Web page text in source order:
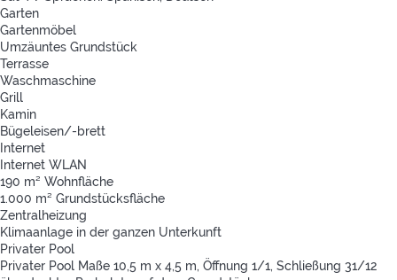
Garten
Gartenmöbel
Umzäuntes Grundstück
Terrasse
Waschmaschine
Grill
Kamin
Bügeleisen/-brett
Internet
Internet WLAN
190 m² Wohnfläche
1.000 m² Grundstücksfläche
Zentralheizung
Klimaanlage in der ganzen Unterkunft
Privater Pool
Privater Pool Maße 10,5 m x 4,5 m, Öffnung 1/1, Schließung 31/12